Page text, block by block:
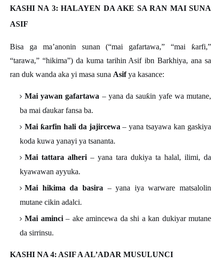
KASHI NA 3: HALAYEN DA AKE SA RAN MAI SUNA
ASIF
Bisa ga ma’anonin sunan (“mai gafartawa,” “mai ƙarfi,”
“tarawa,” “hikima”) da kuma tarihin Asif ibn Barkhiya, ana sa
ran duk wanda aka yi masa suna Asifya kasance:
Mai yawan gafartawa – yana da sauƙin yafe wa mutane,
ba mai ɗaukar fansa ba.
Mai ƙarfin hali da jajircewa – yana tsayawa kan gaskiya
koda kuwa yanayi ya tsananta.
Mai tattara alheri – yana tara dukiya ta halal, ilimi, da
kyawawan ayyuka.
Mai hikima da basira – yana iya warware matsalolin
mutane cikin adalci.
Mai aminci– ake amincewa da shi a kan dukiyar mutane
da sirrinsu.
KASHI NA 4: ASIF A AL’ADAR MUSULUNCI